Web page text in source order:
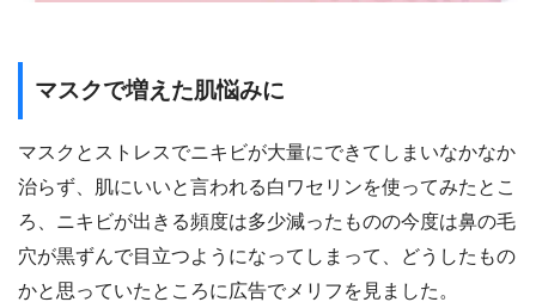
マスクで増えた肌悩みに
マスクとストレスでニキビが大量にできてしまいなかなか
治らず、肌にいいと言われる白ワセリンを使ってみたとこ
ろ、ニキビが出きる頻度は多少減ったものの今度は鼻の毛
穴が黒ずんで目立つようになってしまって、どうしたもの
かと思っていたところに広告でメリフを見ました。